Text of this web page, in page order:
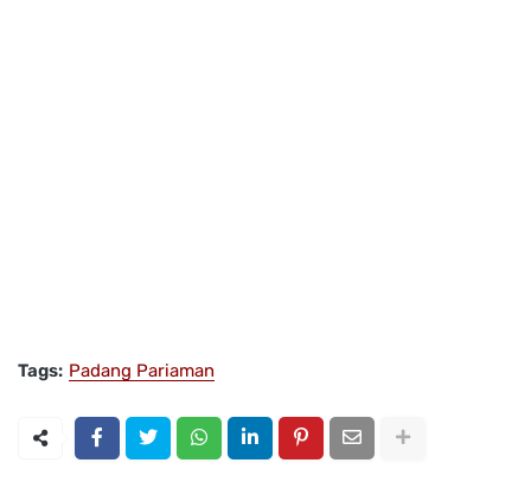
Tags: Padang Pariaman